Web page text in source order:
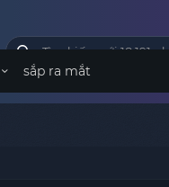
sắp ra mắt